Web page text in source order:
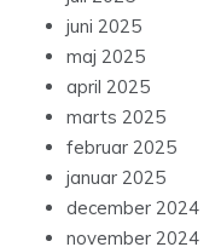
juni 2025
maj 2025
april 2025
marts 2025
februar 2025
januar 2025
december 2024
november 2024